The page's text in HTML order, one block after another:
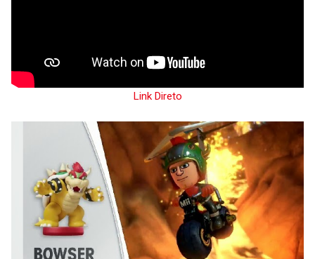
Link Direto